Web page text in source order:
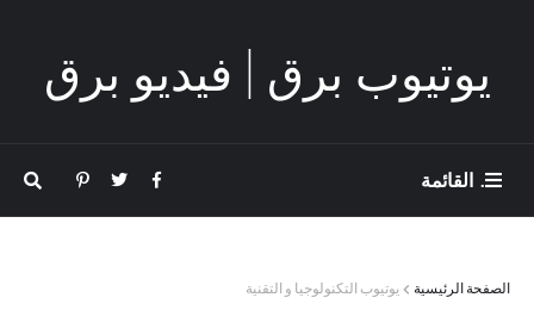
يوتيوب برق | فيديو برق
. القائمة
الصفحة الرئيسية يوتيوب التكنولوجيا و التقنية